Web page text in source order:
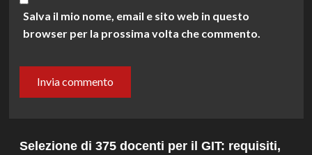
Salva il mio nome, email e sito web in questo
browser per la prossima volta che commento.
Selezione di 375 docenti per il GIT: requisiti,